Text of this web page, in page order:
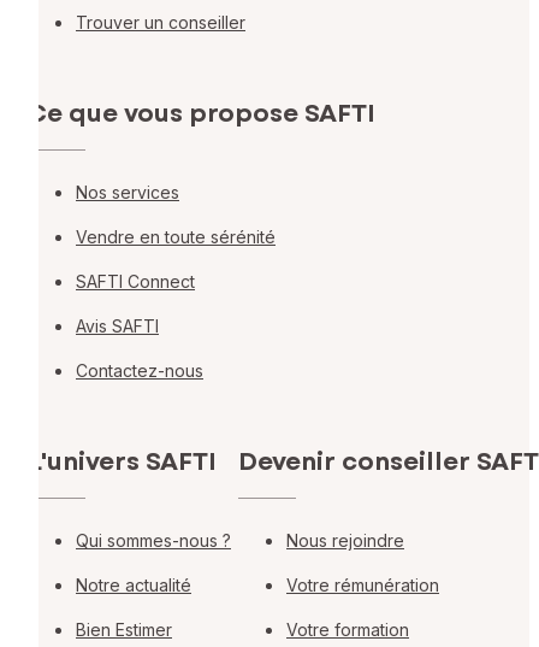
Trouver un conseiller
Ce que vous propose SAFTI
Nos services
Vendre en toute sérénité
SAFTI Connect
Avis SAFTI
Contactez-nous
L'univers SAFTI
Qui sommes-nous ?
Notre actualité
Bien Estimer
Devenir conseiller
Nous rejoindre
Votre rémunération
Votre formation